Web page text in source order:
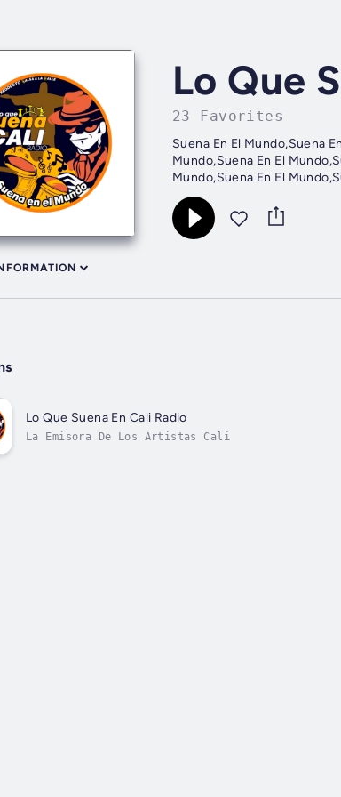
Lo Que
23 Favorites
Suena En El Mundo,Suena
Mundo,Suena En El
Mundo,Suena En El
Lo Que Suena En Cali Radio
La Emisora De Los Artistas Cali